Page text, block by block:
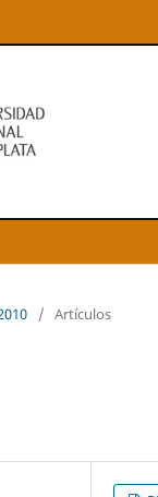
/ Artículos